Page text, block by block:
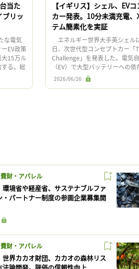
当た
ブリッ
な電気
EV政策
大15万ル
る。総
の予算
【イギリス】シェル、EV
カー発表。10分未満充電、
テム簡素化を実証
エネルギー世界大手英シェル
日、次世代型コンセプトカー「
Challenge」を発表した。電気
（EV）で大型バッテリーへの
中、熱管理の設計を見直すこと
電、エネルギー […]
2026/06/26
財・アパレル
環境省や経産省、サステナブルファ
・パートナー制度の参画企業募集開
財・アパレル
世界カカオ財団、カカオの森林リス